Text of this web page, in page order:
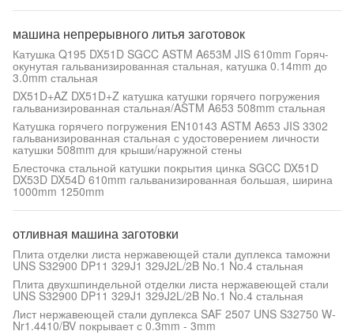
машина непрерывного литья заготовок
Катушка Q195 DX51D SGCC ASTM A653M JIS 610mm Горяч-
окунутая гальванизированная стальная, катушка 0.14mm до
3.0mm стальная
DX51D+AZ DX51D+Z катушка катушки горячего погружения
гальванизированная стальная/ASTM A653 508mm стальная
Катушка горячего погружения EN10143 ASTM A653 JIS 3302
гальванизированная стальная с удостоверением личности
катушки 508mm для крыши/наружной стены
Блесточка стальной катушки покрытия цинка SGCC DX51D
DX53D DX54D 610mm гальванизированная большая, ширина
1000mm 1250mm
отливная машина заготовки
Плита отделки листа нержавеющей стали дуплекса таможни
UNS S32900 DP11 329J1 329J2L/2B No.1 No.4 стальная
Плита двухшпиндельной отделки листа нержавеющей стали
UNS S32900 DP11 329J1 329J2L/2B No.1 No.4 стальная
Лист нержавеющей стали дуплекса SAF 2507 UNS S32750 W-
Nr1.4410/BV покрывает с 0.3mm - 3mm